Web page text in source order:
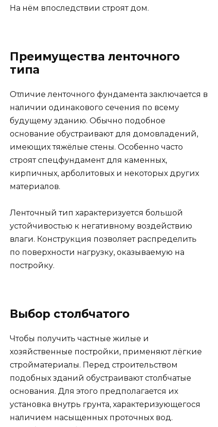
На нём впоследствии строят дом.
Преимущества ленточного
типа
Отличие ленточного фундамента заключается в
наличии одинакового сечения по всему
будущему зданию. Обычно подобное
основание обустраивают для домовладений,
имеющих тяжёлые стены. Особенно часто
строят спецфундамент для каменных,
кирпичных, арболитовых и некоторых других
материалов.
Ленточный тип характеризуется большой
устойчивостью к негативному воздействию
влаги. Конструкция позволяет распределить
по поверхности нагрузку, оказываемую на
постройку.
Выбор столбчатого
Чтобы получить частные жилые и
хозяйственные постройки, применяют лёгкие
стройматериалы. Перед строительством
подобных зданий обустраивают столбчатые
основания. Для этого предполагается их
установка внутрь грунта, характеризующегося
наличием насыщенных проточных вод.